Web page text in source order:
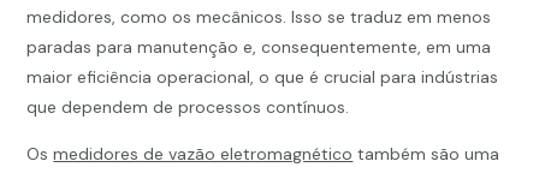
medidores, como os mecânicos. Isso se traduz em menos
paradas para manutenção e, consequentemente, em uma
maior eficiência operacional, o que é crucial para indústrias
que dependem de processos contínuos.
Osmedidores de vazão eletromagnético também são uma